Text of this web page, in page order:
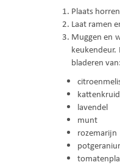
Plaats
Laat ramen
Muggen en
bladeren van:
lavendel
munt
rozemarijn